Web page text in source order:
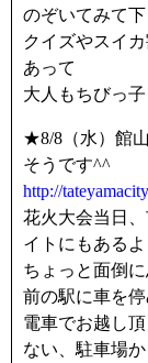
のぞいてみて下
クイズやスイ
あって
大人もちびっ
★8/8（水）館
そうです^^
http://
花火大会当日
イトにもあるよ
ちょっと面倒
前の駅に車を停
電車でお越し
ない、駐車場か